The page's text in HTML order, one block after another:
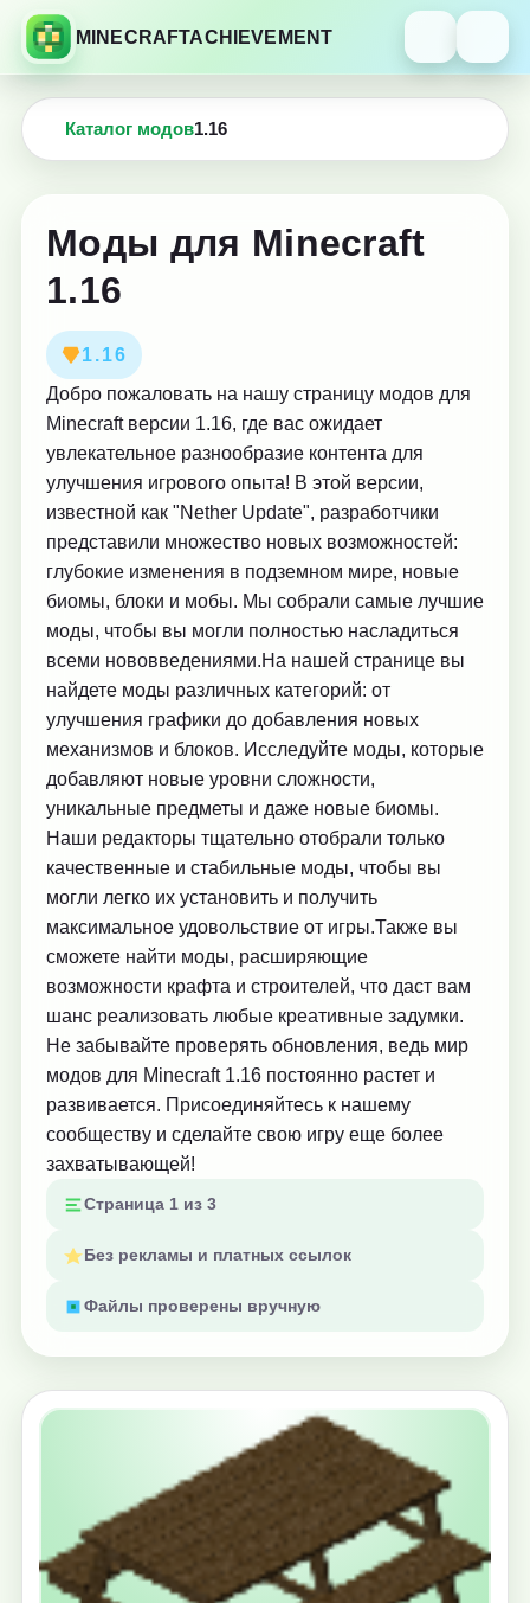
MINECRAFTACHIEVEMENT
Каталог модов1.16
Моды для Minecraft
1.16
1.16
Добро пожаловать на нашу страницу модов для
Minecraft версии 1.16, где вас ожидает
увлекательное разнообразие контента для
улучшения игрового опыта! В этой версии,
известной как "Nether Update", разработчики
представили множество новых возможностей:
глубокие изменения в подземном мире, новые
биомы, блоки и мобы. Мы собрали самые лучшие
моды, чтобы вы могли полностью насладиться
всеми нововведениями.На нашей странице вы
найдете моды различных категорий: от
улучшения графики до добавления новых
механизмов и блоков. Исследуйте моды, которые
добавляют новые уровни сложности,
уникальные предметы и даже новые биомы.
Наши редакторы тщательно отобрали только
качественные и стабильные моды, чтобы вы
могли легко их установить и получить
максимальное удовольствие от игры.Также вы
сможете найти моды, расширяющие
возможности крафта и строителей, что даст вам
шанс реализовать любые креативные задумки.
Не забывайте проверять обновления, ведь мир
модов для Minecraft 1.16 постоянно растет и
развивается. Присоединяйтесь к нашему
сообществу и сделайте свою игру еще более
захватывающей!
Страница 1 из 3
Без рекламы и платных ссылок
Файлы проверены вручную